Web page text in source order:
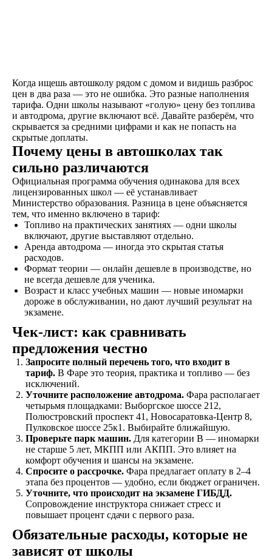
Когда ищешь автошколу рядом с домом и видишь разброс
цен в два раза — это не ошибка. Это разные наполнения
тарифа. Одни школы называют «голую» цену без топлива
и автодрома, другие включают всё. Давайте разберём, что
скрывается за средними цифрами и как не попасть на
скрытые доплаты.
Почему цены в автошколах так
сильно различаются
Официальная программа обучения одинакова для всех
лицензированных школ — её устанавливает
Министерство образования. Разница в цене объясняется
тем, что именно включено в тариф:
Топливо на практических занятиях — одни школы
включают, другие выставляют отдельно.
Аренда автодрома — иногда это скрытая статья
расходов.
Формат теории — онлайн дешевле в производстве, но
не всегда дешевле для ученика.
Возраст и класс учебных машин — новые иномарки
дороже в обслуживании, но дают лучший результат на
экзамене.
Чек-лист: как сравнивать
предложения честно
Запросите полный перечень того, что входит в
тариф. В Фаре это теория, практика и топливо — без
исключений.
Уточните расположение автодрома. Фара располагает
четырьмя площадками: Выборгское шоссе 212,
Полюстровский проспект 41, Новосаратовка-Центр 8,
Пулковское шоссе 25к1. Выбирайте ближайшую.
Проверьте парк машин. Для категории B — иномарки
не старше 5 лет, МКПП или АКПП. Это влияет на
комфорт обучения и шансы на экзамене.
Спросите о рассрочке. Фара предлагает оплату в 2–4
этапа без процентов — удобно, если бюджет ограничен.
Уточните, что происходит на экзамене ГИБДД.
Сопровождение инструктора снижает стресс и
повышает процент сдачи с первого раза.
Обязательные расходы, которые не
зависят от школы
Заключаете договор и
оплачиваете первый
этап от стоимости
обучения в рассрочку
Договор
Проходите
теоретический и
практический курс,
от 1,5 месяцев, в
зависимости от
категории
транспортного
Обучение
В сопровождении
наших представителей,
сдаете экзамены в ГАИ
и получаете
водительское
удостоверение
Удостоверение
Сдаете внутренние
экзамены в автошколе
и получаете
свидетельство
об окончании
Экзамен